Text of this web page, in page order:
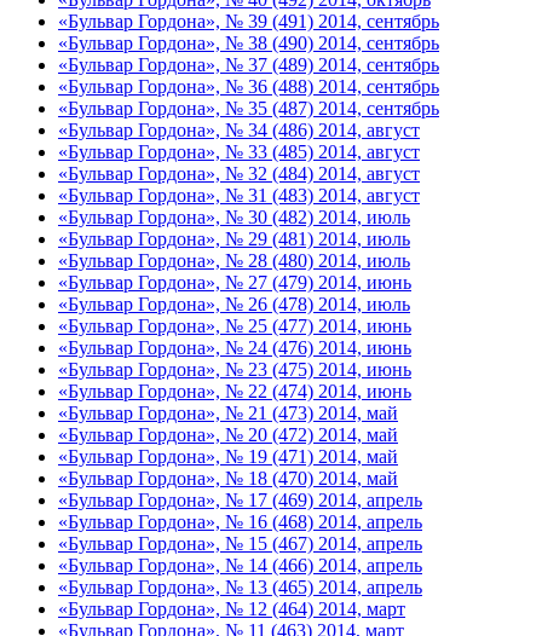
«Бульвар Гордона», № 39 (491) 2014, сентябрь
«Бульвар Гордона», № 38 (490) 2014, сентябрь
«Бульвар Гордона», № 37 (489) 2014, сентябрь
«Бульвар Гордона», № 36 (488) 2014, сентябрь
«Бульвар Гордона», № 35 (487) 2014, сентябрь
«Бульвар Гордона», № 34 (486) 2014, август
«Бульвар Гордона», № 33 (485) 2014, август
«Бульвар Гордона», № 32 (484) 2014, август
«Бульвар Гордона», № 31 (483) 2014, август
«Бульвар Гордона», № 30 (482) 2014, июль
«Бульвар Гордона», № 29 (481) 2014, июль
«Бульвар Гордона», № 28 (480) 2014, июль
«Бульвар Гордона», № 27 (479) 2014, июнь
«Бульвар Гордона», № 26 (478) 2014, июль
«Бульвар Гордона», № 25 (477) 2014, июнь
«Бульвар Гордона», № 24 (476) 2014, июнь
«Бульвар Гордона», № 23 (475) 2014, июнь
«Бульвар Гордона», № 22 (474) 2014, июнь
«Бульвар Гордона», № 21 (473) 2014, май
«Бульвар Гордона», № 20 (472) 2014, май
«Бульвар Гордона», № 19 (471) 2014, май
«Бульвар Гордона», № 18 (470) 2014, май
«Бульвар Гордона», № 17 (469) 2014, апрель
«Бульвар Гордона», № 16 (468) 2014, апрель
«Бульвар Гордона», № 15 (467) 2014, апрель
«Бульвар Гордона», № 14 (466) 2014, апрель
«Бульвар Гордона», № 13 (465) 2014, апрель
«Бульвар Гордона», № 12 (464) 2014, март
«Бульвар Гордона», № 11 (463) 2014, март